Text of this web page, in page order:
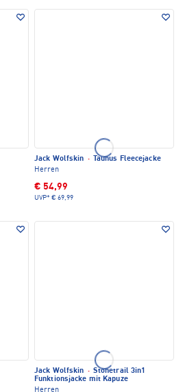
Jack Wolfskin ·
Taunus Fleecejacke
Herren
€ 54,99
UVP* € 69,99
Jack Wolfskin · Stonetrail 3in1
Funktionsjacke mit Kapuze
Herren